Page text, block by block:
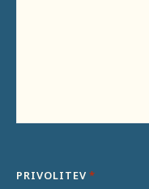
PRIVOLITEV *